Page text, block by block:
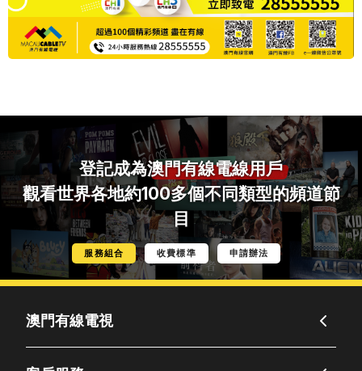
登記成為澳門有線電線用戶
觀看世界各地約100多個不同類型的頻道節
目
服務組合 收費標準 申請辦法
澳門有線電視